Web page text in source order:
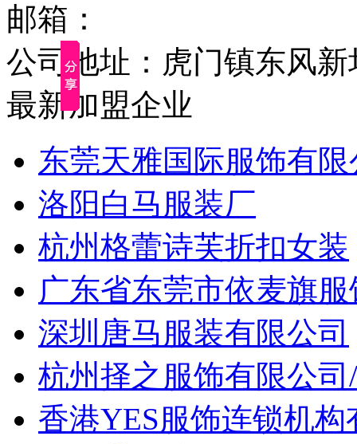
邮箱：
公司地址：虎门镇东风
最新加盟企业
东莞天雅国际服饰有限
洛阳白马服装厂
杭州格蕾诗芙折扣女装
广东省东莞市依麦旗
深圳唐马服装有限公司
杭州择之服饰有限公
香港YES服饰连锁机